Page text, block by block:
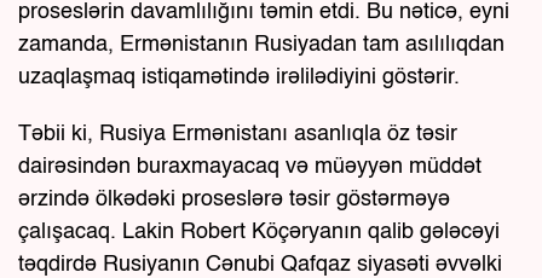
proseslərin davamlılığını təmin etdi. Bu nəticə, eyni
zamanda, Ermənistanın Rusiyadan tam asılılıqdan
uzaqlaşmaq istiqamətində irəlilədiyini göstərir.
Təbii ki, Rusiya Ermənistanı asanlıqla öz təsir
dairəsindən buraxmayacaq və müəyyən müddət
ərzində ölkədəki proseslərə təsir göstərməyə
çalışacaq. Lakin Robert Köçəryanın qalib gələcəyi
təqdirdə Rusiyanın Cənubi Qafqaz siyasəti əvvəlki